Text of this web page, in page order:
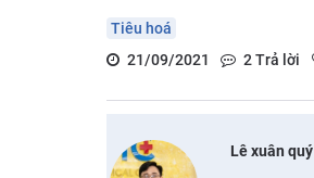
Tiêu hoá
21/09/2021
2Trả lời
Lê xuân quý